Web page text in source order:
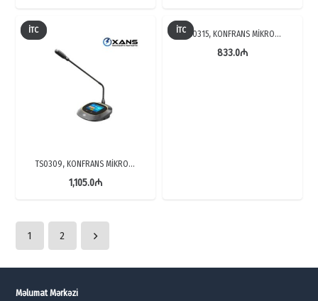
İTC
TS0309, KONFRANS MİKRO…
1,105.0₼
İTCTS0315, KONFRANS MİKRO…
833.0₼
1 2
Məlumat Mərkəzi